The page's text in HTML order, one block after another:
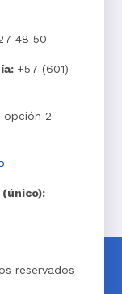
48 50
+57 (601)
opción 2
reservados